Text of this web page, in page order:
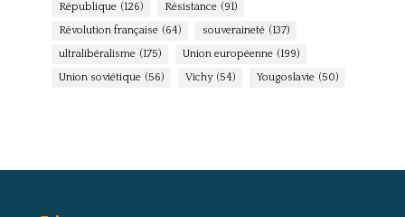
République (126) Résistance (91)
Révolution française (64) souveraineté (137)
ultralibéralisme (175) Union européenne (199)
Union soviétique (56) Vichy (54) Yougoslavie (50)